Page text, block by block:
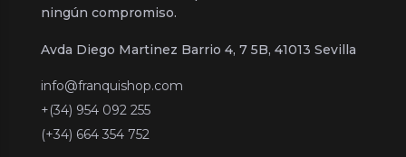
ningún compromiso.
Avda Diego Martinez Barrio 4, 7 5B, 41013 Sevilla
info@franquishop.com
+(34) 954 092 255
(+34) 664 354 752